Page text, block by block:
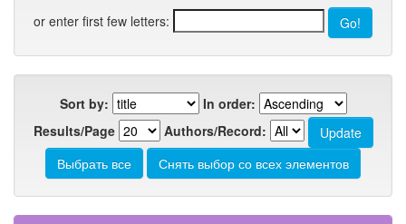
or enter first few letters:
Sort by:
In order:
Results/Page
Authors/Record: